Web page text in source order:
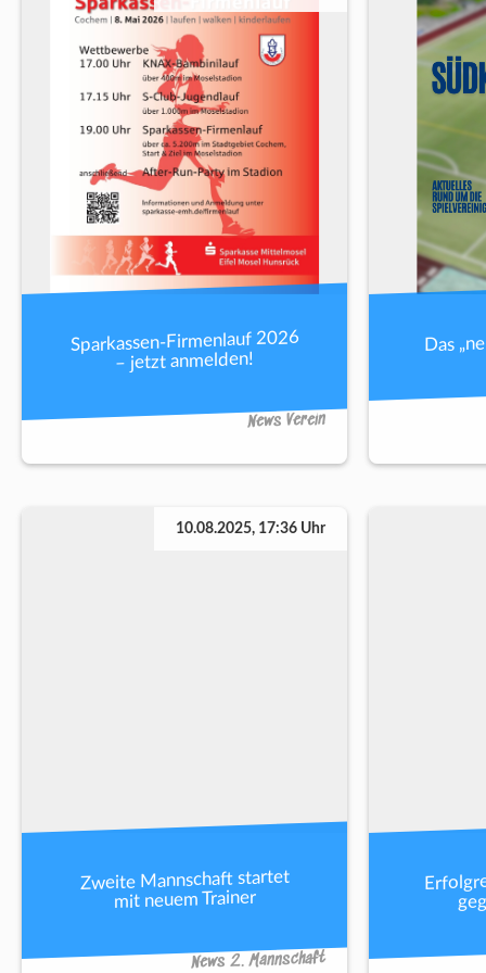
Sparkassen-Firmenlauf 2026
– jetzt anmelden!
News Verein
Das
10.08.2025, 17:36 Uhr
Zweite Mannschaft startet
mit neuem Trainer
News 2. Mannschaft